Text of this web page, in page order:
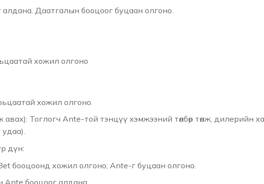
Даатгалын бооцоог буцаан олгоно.
хожил олгоно
хожил олгоно.
Тоглогч Ante-той тэнцүү хэмжээний төлбөр төлж, дилерийн
удаа).
дүн:
бооцоонд хожил олгоно; Ante-г буцаан олгоно.